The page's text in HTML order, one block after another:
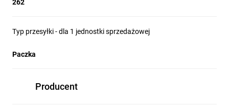
262
Typ przesyłki - dla 1 jednostki sprzedażowej
Paczka
Producent